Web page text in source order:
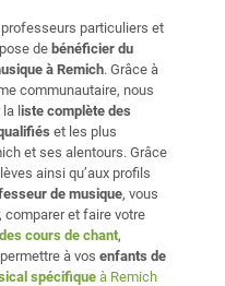
particuliers et
de bénéficier du
à Remich. Grâce à
communautaire, nous
l iste complète des
et les plus
et ses alentours. Grâce
ainsi qu’aux profils
de musique, vous
comparer et faire votre
cours de chant,
à vos enfants de
spécifiqueà Remich